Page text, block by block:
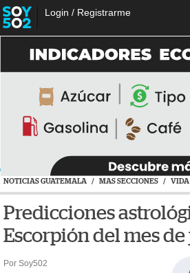
Login / Registrarme
NOTICIAS GUATEMALA / MAS SECCIONES / VIDA
Predicciones
Escorpión del mes
Por Soy502